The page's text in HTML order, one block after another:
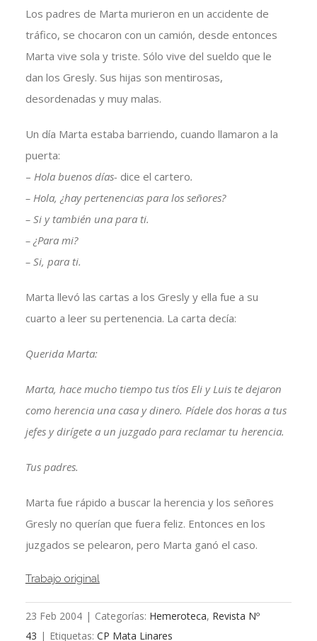
Los padres de Marta murieron en un accidente de
tráfico, se chocaron con un camión, desde entonces
Marta vive sola y triste. Sólo vive del sueldo que le
dan los Gresly. Sus hijas son mentirosas,
desordenadas y muy malas.
Un día Marta estaba barriendo, cuando llamaron a la
puerta:
– Hola buenos días- dice el cartero.
– Hola, ¿hay pertenencias para los señores?
– Si y también una para ti.
– ¿Para mi?
– Si, para ti.
Marta llevó las cartas a los Gresly y ella fue a su
cuarto a leer su pertenencia. La carta decía:
Querida Marta:
Marta, hace mucho tiempo tus tíos Eli y Luis te dejaron
como herencia una casa y dinero. Pídele dos horas a tus
jefes y dirígete a un juzgado para reclamar tu herencia.
Tus padres.
Marta fue rápido a buscar la herencia y los señores
Gresly no querían que fuera feliz. Entonces en los
juzgados se pelearon, pero Marta ganó el caso.
Trabajo original
23 Feb 2004 | Categorías: Hemeroteca, Revista Nº
43 | Etiquetas: CP Mata Linares